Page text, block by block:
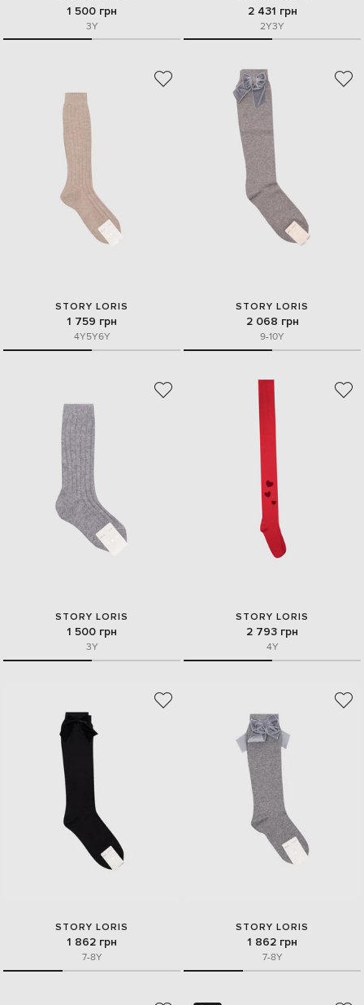
1 500 грн
3Y
2 431 грн
2Y3Y
STORY LORIS
1 759 грн
4Y5Y6Y
STORY LORIS
2 068 грн
9-10Y
STORY LORIS
1 500 грн
3Y
STORY LORIS
2 793 грн
4Y
STORY LORIS
1 862 грн
7-8Y
STORY LORIS
1 862 грн
7-8Y